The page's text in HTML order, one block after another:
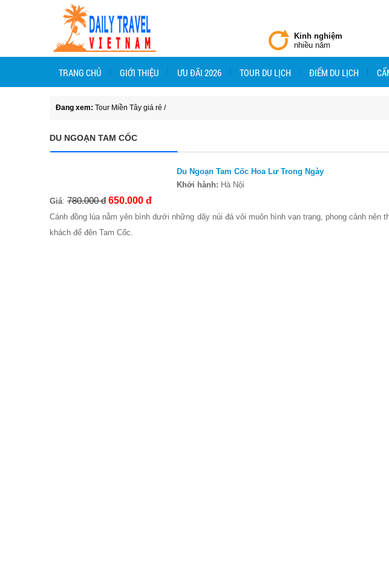
Kinh nghiệm
nhiều năm
TRANG CHỦ GIỚI THIỆU ƯU ĐÃI 2026 TOUR DU LỊCH ĐIỂM DU LỊCH
Đang xem: Tour Miền Tây giá rẻ /
DU NGOẠN TAM CỐC
Du Ngoạn Tam Cốc Hoa Lư Trong Ngày
Khởi hành: Hà Nội
Giá: 780.000 đ 650.000 đ
Cánh đồng lúa nằm yên bình dưới những dãy núi đá vôi muôn hình vạn trạng, phong cảnh nên
khách để đên Tam Cốc.